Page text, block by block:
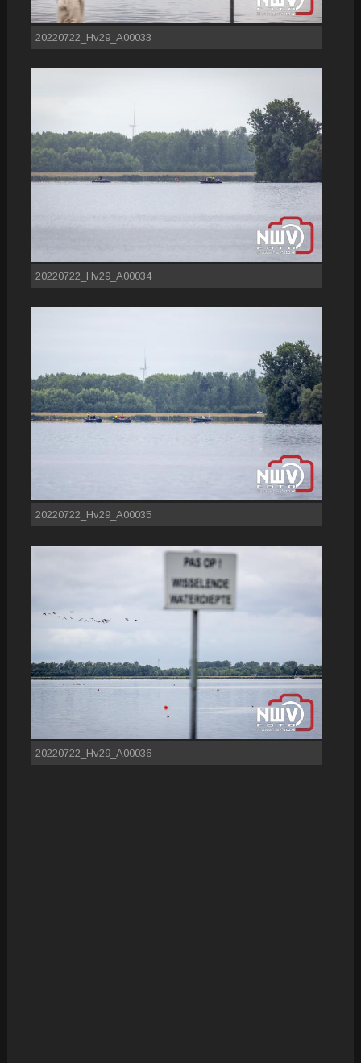
20220722_Hv29_A00033
20220722_Hv29_A00034
20220722_Hv29_A00035
20220722_Hv29_A00036